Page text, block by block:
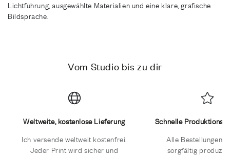
Lichtführung, ausgewählte Materialien und eine klare, grafische
Bildsprache.
Vom Studio bis zu dir
Weltweite, kostenlose Lieferung
Ich versende weltweit kostenfrei.
Jeder Print wird sicher und
Schnelle
Alle Bestellungen
sorgfältig